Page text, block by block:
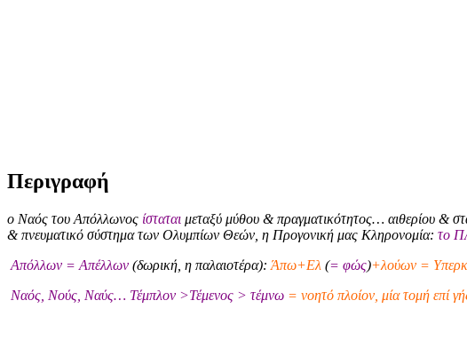
Περιγραφή
ο Ναός του Απόλλωνος ίσταται μεταξύ μύθου & πραγματικότητος… αιθερίου &
& πνευματικό σύστημα των Ολυμπίων Θεών, η Προγονική μας Κληρονομία: το
Απόλλων = Απέλλων (δωρική, η παλαιοτέρα): Άπω+Ελ (= φώς)+λούων =
Ναός, Νούς, Ναύς… Τέμπλον >Τέμενος > τέμνω = νοητό πλοίον, μία τομή επί